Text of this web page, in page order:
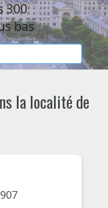
300
bas
la localité de